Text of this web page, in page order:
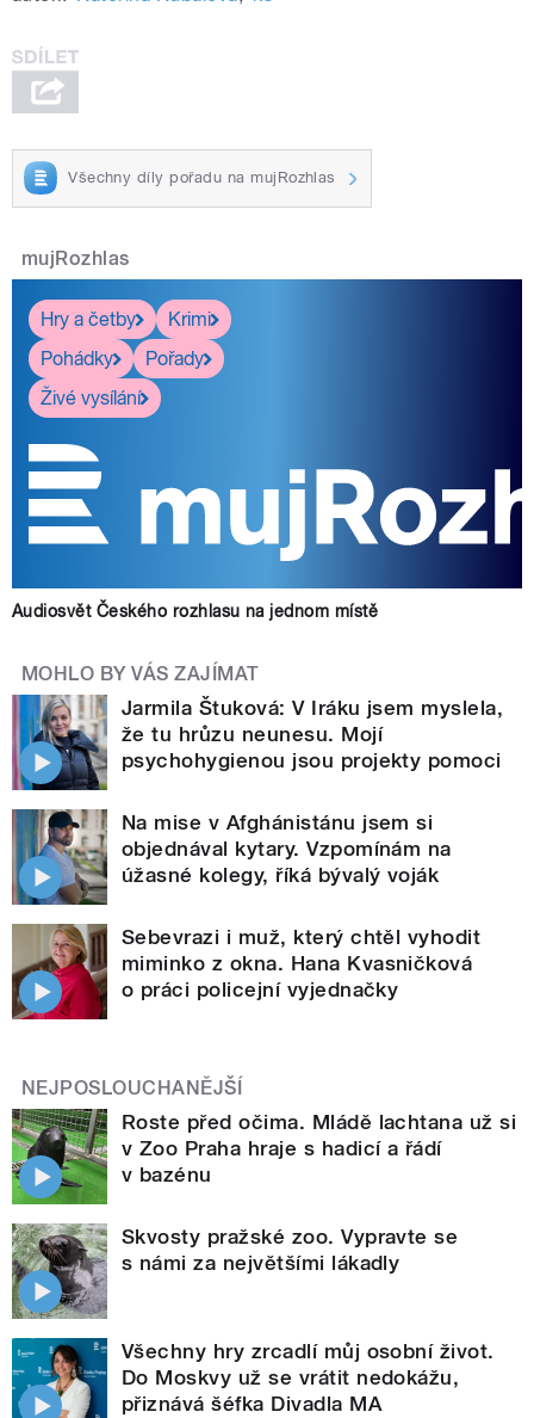
Všechny díly pořadu na mujRozhlas
mujRozhlas
Hry a četby
Krimi
Pohádky
Pořady
Živé vysílání
Audiosvět Českého rozhlasu na jednom místě
MOHLO BY VÁS ZAJÍMAT
Jarmila Štuková: V Iráku jsem myslela,
že tu hrůzu neunesu. Mojí
psychohygienou jsou projekty pomoci
Na mise v Afghánistánu jsem si
objednával kytary. Vzpomínám na
úžasné kolegy, říká bývalý voják
Sebevrazi i muž, který chtěl vyhodit
miminko z okna. Hana Kvasničková
o práci policejní vyjednačky
NEJPOSLOUCHANĚJŠÍ
Roste před očima. Mládě lachtana už si
v Zoo Praha hraje s hadicí a řádí
v bazénu
Skvosty pražské zoo. Vypravte se
s námi za největšími lákadly
Všechny hry zrcadlí můj osobní život.
Do Moskvy už se vrátit nedokážu,
přiznává šéfka Divadla MA